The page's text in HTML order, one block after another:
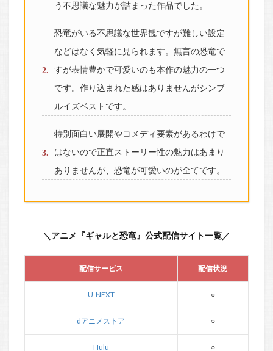
う不思議な魅力が詰まった作品でした。
恐竜がいる不思議な世界観ですが難しい設定
などはなく気軽に見られます。無言の恐竜で
すが表情豊かで可愛いのも本作の魅力の一つ
です。作り込まれた感はありませんがシンプ
ルイズベストです。
特別面白い展開やコメディ要素があるわけで
はないので正直ストーリー性の魅力はあまり
ありませんが、恐竜が可愛いのが全てです。
＼アニメ『ギャルと恐竜』公式配信サイト一覧／
配信サービス 配信状況
U-NEXT ○
dアニメストア ○
Hulu ○